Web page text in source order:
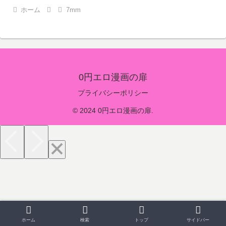
ホーム 7mm
0円エロ漫画の扉
プライバシーポリシー
© 2024 0円エロ漫画の扉.
ホーム 検索 トップ サイドバー